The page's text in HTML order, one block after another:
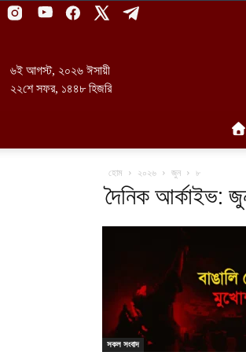
৬ই আগস্ট, ২০২৬ ঈসায়ী
২২শে সফর, ১৪৪৮ হিজরি
হোম ২০২৬ জুন ৮
দৈনিক আর্কাইভ:
সকল সংবাদ